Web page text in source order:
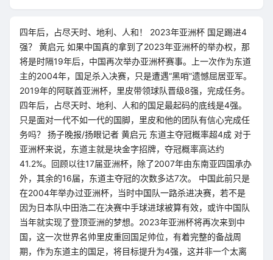
四年后，占尽天时、地利、人和！ 2023年亚洲杯 国足踢进4
强？ 黄启元 如果中国真的拿到了2023年亚洲杯的举办权，那
将是时隔19年后，中国再次举办亚洲杯赛事。上一次作为东道
主的2004年，国足杀入决赛，只是遭遇“黑哨”遗憾屈居亚军。
2019年的阿联酋亚洲杯，里皮带领球队晋级8强，完成任务。
四年后，占尽天时、地利、人和的国足最起码的底线是4强。
只是面对一代不如一代的国脚，里皮和他的团队有信心完成任
务吗？ 扬子晚报/扬眼记者 黄启元 东道主夺冠概率超4成 对于
亚洲杯来说，东道主就是块金字招牌，夺冠概率高达约
41.2%。回顾以往17届亚洲杯，除了2007年由东南亚四国承办
外，其余的16届，东道主夺冠的次数多达7次。 中国此前只是
在2004年举办过亚洲杯，当时中国队一路杀进决赛，若不是
因为日本队中田浩二在决赛中手球进球被算有效，或许中国队
当年就实现了登顶亚洲的梦想。2023年亚洲杯将再次来到中
国，这一次世界名帅里皮重回国足帅位，有着完整的备战周
期，作为东道主的国足，将目标提升为4强，这并非一个太离